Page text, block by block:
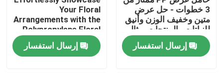
المنزل
3 خطوات - حل عرض
متين وخفيف الوزن وأنيق
للنباتات والمنتجات. مثالي
للبيع بالتجزئة والمعارض
وعروض الحدائق
إرسال استفسار
Your Floral
Arrangements with the
Polypropylene Floral
Display Stand Easy to
Clean and Maintain
إرسال استفسار